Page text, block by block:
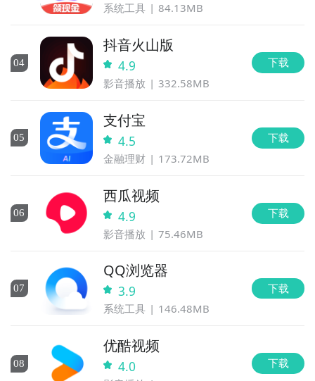
系统工具 84.13MB
04
抖音火山版
4.9
影音播放 332.58MB
下载
05
支付宝
4.5
金融理财 173.72MB
下载
06
西瓜视频
4.9
影音播放 75.46MB
下载
07
QQ浏览器
3.9
系统工具 146.48MB
下载
08
优酷视频
4.0 下载